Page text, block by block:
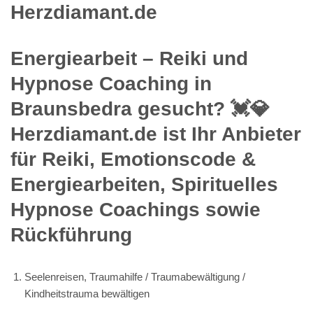
Herzdiamant.de
Energiearbeit – Reiki und
Hypnose Coaching in
Braunsbedra gesucht? 💓️💎
Herzdiamant.de ist Ihr Anbieter
für Reiki, Emotionscode &
Energiearbeiten, Spirituelles
Hypnose Coachings sowie
Rückführung
Seelenreisen, Traumahilfe / Traumabewältigung /
Kindheitstrauma bewältigen